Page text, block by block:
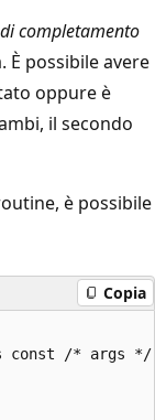
completamento
È possibile avere
oppure è
il secondo
è possibile
Copia
const /* args */